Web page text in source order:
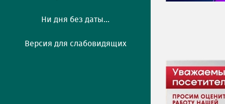
Ни дня без даты...
Версия для слабовидящих